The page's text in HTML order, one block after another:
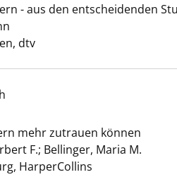
(wirklich) über Erziehung
- aus den entscheidenden
dtv
gut anzeigen
mehr zutrauen können
F.; Bellinger, Maria M.
HarperCollins